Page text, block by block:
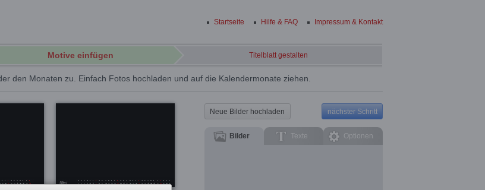
Startseite Hilfe & FAQ Impressum & Kontakt
Motive einfügen Titelblatt gestalten
den Monaten zu. Einfach Fotos hochladen und auf die Kalendermonate ziehen.
Neue Bilder hochladen nächster Schritt
Bilder Texte Optionen